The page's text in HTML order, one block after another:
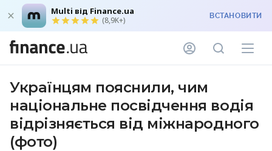
Multi від Finance.ua
(8,9K+) ВСТАНОВИТИ
Українцям пояснили, чим
національне посвідчення водія
відрізняється від міжнародного
(фото)